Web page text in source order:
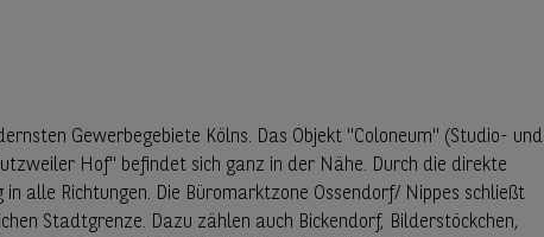
Gewerbegebiete Kölns. Das Objekt "Coloneum" (Studio- und
Hof" befindet sich ganz in der Nähe. Durch die direkte
alle Richtungen. Die Büromarktzone Ossendorf/ Nippes schließt
Stadtgrenze. Dazu zählen auch Bickendorf, Bilderstöckchen,